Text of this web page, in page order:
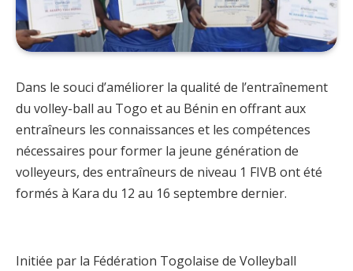
Dans le souci d’améliorer la qualité de l’entraînement
du volley-ball au Togo et au Bénin en offrant aux
entraîneurs les connaissances et les compétences
nécessaires pour former la jeune génération de
volleyeurs, des entraîneurs de niveau 1 FIVB ont été
formés à Kara du 12 au 16 septembre dernier.
Initiée par la Fédération Togolaise de Volleyball